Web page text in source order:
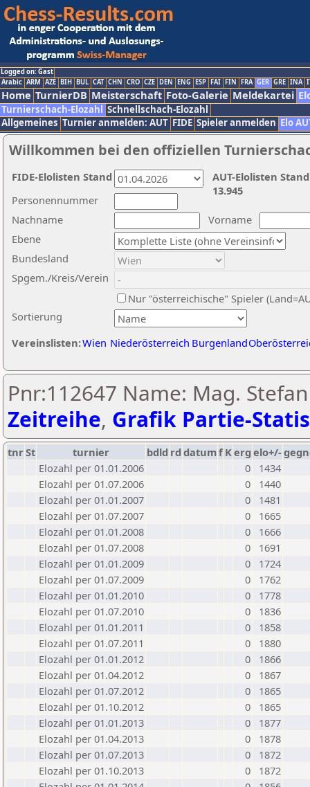
Logged on: Gast
Arabic ARM AZE BIH BUL CAT CHN CRO CZE DEN ENG ESP FAI FIN FRA GER GRE INA
Home TurnierDB Meisterschaft Foto-Galerie Meldekartei
Turnierschach-Elozahl Schnellschach-Elozahl
Allgemeines Turnier anmelden: AUT FIDE Spieler anmelden Elo
Willkommen bei den offiziellen
Nachname
Vorname
Ebene
Sortierung
Personennummer
Bundesland
Spgem./Kreis/Verein
Nur "österreichische" Spieler
Vereinslisten:Wien Niederösterreich Burgenland
AUT-Elolisten
13.945
FIDE-Elolisten Stand
Pnr:112647 Name: Mag.
Zeitreihe, Grafik Partie-
tnrSt turnier bdld rd datumf Kerg elo+/-
Elozahl per 01.01.2006
0
1434
Elozahl per 01.07.2006
0
1440
Elozahl per 01.01.2007
0
1481
Elozahl per 01.07.2007
0
1665
Elozahl per 01.01.2008
0
1666
Elozahl per 01.07.2008
0
1691
Elozahl per 01.01.2009
0
1724
Elozahl per 01.07.2009
0
1762
Elozahl per 01.01.2010
0
1778
Elozahl per 01.07.2010
0
1836
Elozahl per 01.01.2011
0
1858
Elozahl per 01.07.2011
0
1880
Elozahl per 01.01.2012
0
1866
Elozahl per 01.04.2012
0
1867
Elozahl per 01.07.2012
0
1865
Elozahl per 01.10.2012
0
1865
Elozahl per 01.01.2013
0
1877
Elozahl per 01.04.2013
0
1878
Elozahl per 01.07.2013
0
1872
Elozahl per 01.10.2013
0
1872